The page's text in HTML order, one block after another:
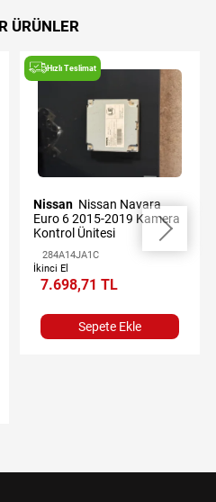
ÜRÜNLER
Hızlı Teslimat
Nissan
Euro 6 2015-2019 Kamera
Kontrol Ünitesi
284A14JA1C
İkinci El
7.698,71 TL
Sepete Ekle